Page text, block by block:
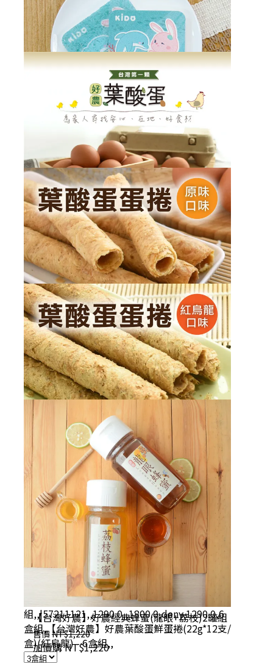
匙圈 - ,cyberbiz,
KIDO珪藻土吸水杯墊
售價NT$120
加價購NT$99
65938086,BBKD-
DA024,120.0,8,150.0,deny,120.0,,KIDO珪藻土
吸水杯墊 - ,cyberbiz,
KIDO木漿海綿菜瓜布
售價NT$60
加價購NT$50
65938155,BBKD-
DA034,60.0,11,75.0,deny,60.0,,KIDO木漿海綿
菜瓜布 - ,cyberbiz,
【台灣好農】好農葉酸蛋(10顆/盒)-3盒入
售價NT$450
加價購NT$450
53230487,,450.0,,510.0,deny,450.0,3盒組,【台
灣好農】好農葉酸蛋(10顆/盒)-3盒入 - 3盒組,,
【台灣好農】好農葉酸蛋鮮蛋捲(22g*12支/盒)
(原味)
售價 NT$660
加價購 NT$660
53230489,,660.0,,900.0,deny,660.0,3盒組,【台
灣好農】好農葉酸蛋鮮蛋捲(22g*12支/盒)(原味)
- 3盒
組,,|57211027,,1290.0,,1800.0,deny,1290.0,6
盒組,【台灣好農】好農葉酸蛋鮮蛋捲(22g*12支/
盒)(原味) - 6盒組,,
【台灣好農】好農葉酸蛋鮮蛋捲(22g*12支/盒)
(紅烏龍)
售價
加價購 NT$660
53230587,,690.0,,900.0,deny,690.0,3盒組,【台
灣好農】好農葉酸蛋鮮蛋捲(22g*12支/盒)(紅烏
組,,|57211121,,1290.0,,1800.0,deny,1290.0,6
盒組,【台灣好農】好農葉酸蛋鮮蛋捲(22g*12支/
盒)(紅烏龍) - 6盒組,,
【台灣好農】好農經典蜂蜜(龍眼+荔枝)2罐組
售價 NT$1,220
加價購NT$1,220